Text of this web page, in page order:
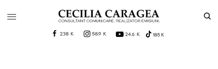
238 K 58.9 K 24.6 K 185 K